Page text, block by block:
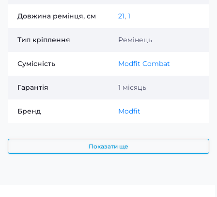
Довжина ремінця, см 21, 1
Тип кріплення Ремінець
Сумісність Modfit Combat
Гарантія 1 місяць
Бренд Modfit
Показати ще